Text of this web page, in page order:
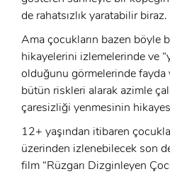
GIRIŞ
de rahatsızlık yaratabilir biraz.
Ama çocukların bazen böyle
hikayelerini izlemelerinde ve
olduğunu görmelerinde fayda
bütün riskleri alarak azimle
çaresizliği yenmesinin
12+ yaşından itibaren
üzerinden izlenebilecek son
film “Rüzgarı Dizginleyen